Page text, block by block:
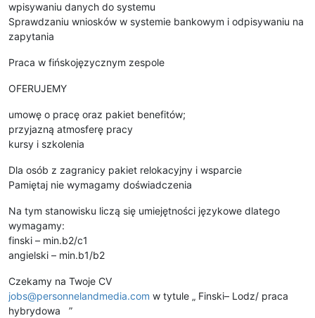
wpisywaniu danych do systemu
Sprawdzaniu wniosków w systemie bankowym i odpisywaniu na
zapytania
Praca w fińskojęzycznym zespole
OFERUJEMY
umowę o pracę oraz pakiet benefitów;
przyjazną atmosferę pracy
kursy i szkolenia
Dla osób z zagranicy pakiet relokacyjny i wsparcie
Pamiętaj nie wymagamy doświadczenia
Na tym stanowisku liczą się umiejętności językowe dlatego
wymagamy:
finski – min.b2/c1
angielski – min.b1/b2
Czekamy na Twoje CV
jobs@personnelandmedia.com w tytule „ Finski– Lodz/ praca
hybrydowa ”